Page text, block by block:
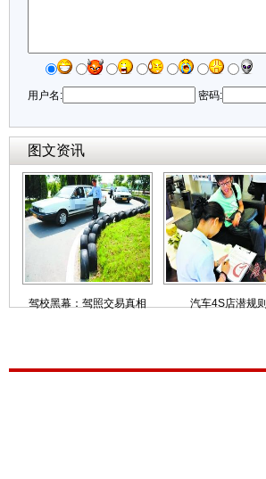
用户名: 密码:
图文资讯
驾校黑幕：驾照交易真相 汽车4S店潜规则